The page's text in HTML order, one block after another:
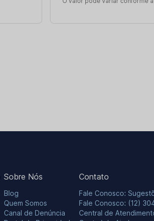
Sobre Nós
Blog
Quem Somos
Canal de Denúncia
Contato
Fale Conosco:
Fale Conosco: (12)
Central de